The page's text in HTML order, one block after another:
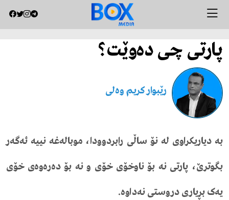
پارتی چی دەوێت؟
رێبوار كریم وەلی
بە دیاریکراوی لە نۆ ساڵی رابردوودا، موبالەغە نییە ئەگەر
بگوترێ، پارتی نە بۆ ناوخۆی خۆی و نە بۆ دەرەوەی خۆی
یەک بڕیاری دروستی نەداوە.